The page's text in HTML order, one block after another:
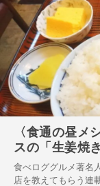
〈食通の昼メ
スの「生姜焼
食べロググルメ著名
店を教えてもらう連